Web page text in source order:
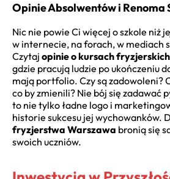
Opinie Absolwentów i Renoma
Nic nie powie Ci więcej o szkole niż
w internecie, na forach, w mediach
Czytaj opinie o kursach
gdzie pracują ludzie po ukończeniu
mają portfolio. Czy są zadowoleni?
co by zmienili? Nie bój się zadawać
to nie tylko ładne logo i
historie sukcesu jej wychowanków.
fryzjerstwa Warszawa bronią się
swoich uczniów.